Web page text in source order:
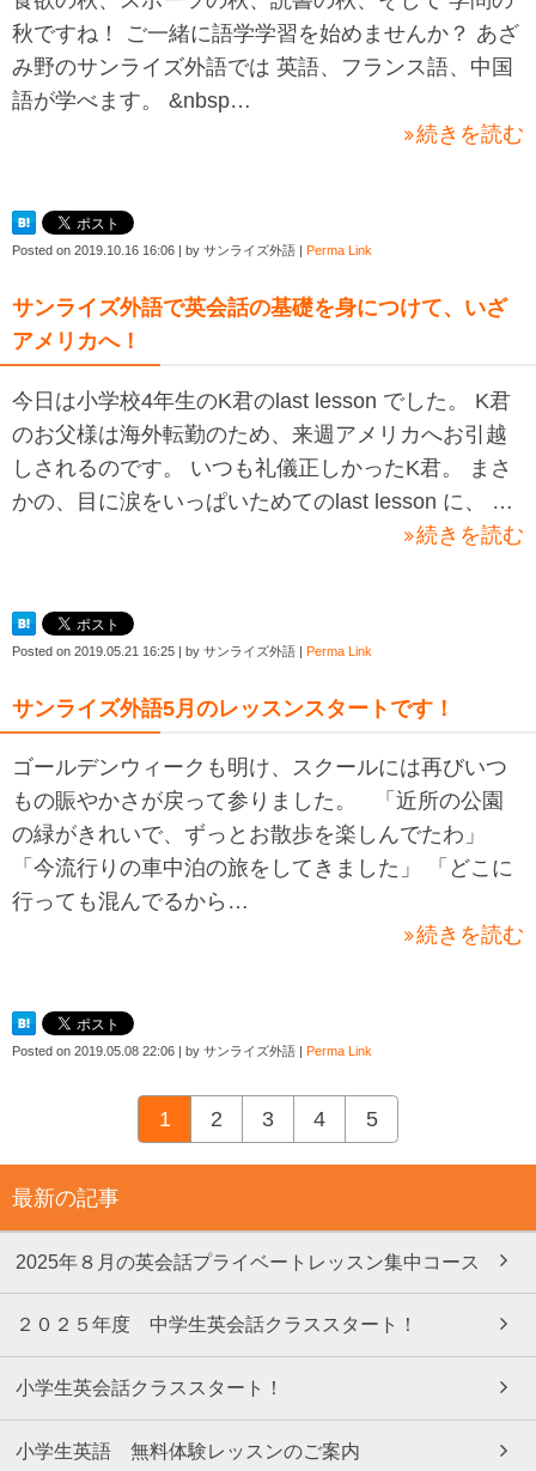
秋ですね！ ご一緒に語学学習を始めませんか？ あざ
み野のサンライズ外語では 英語、フランス語、中国
語が学べます。 &nbsp…
続きを読む
Posted on 2019.10.16 16:06 by サンライズ外語 Perma Link
サンライズ外語で英会話の基礎を身につけて、いざ
アメリカへ！
今日は小学校4年生のK君のlast lesson でした。 K君
のお父様は海外転勤のため、来週アメリカへお引越
しされるのです。 いつも礼儀正しかったK君。 まさ
かの、目に涙をいっぱいためてのlast lesson に、 …
続きを読む
Posted on 2019.05.21 16:25 | by サンライズ外語 | Perma Link
サンライズ外語5月のレッスンスタートです！
ゴールデンウィークも明け、スクールには再びいつ
もの賑やかさが戻って参りました。 「近所の公園
の緑がきれいで、ずっとお散歩を楽しんでたわ」
「今流行りの車中泊の旅をしてきました」 「どこに
行っても混んでるから…
続きを読む
Posted on 2019.05.08 22:06 | by サンライズ外語 | Perma Link
1 2 3 4 5
最新の記事
2025年８月の英会話プライベートレッスン集中コース
２０２５年度 中学生英会話クラススタート！
小学生英会話クラススタート！
小学生英語 無料体験レッスンのご案内